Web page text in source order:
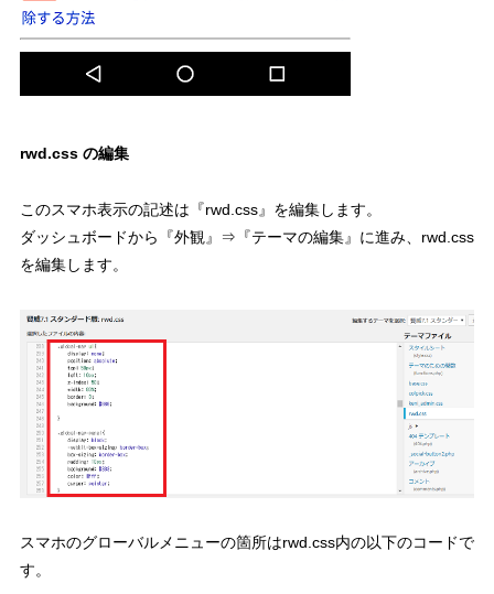
rwd.css の編集
このスマホ表示の記述は『rwd.css』を編集します。
ダッシュボードから『外観』⇒『テーマの編集』に進み、rwd.css
を編集します。
スマホのグローバルメニューの箇所はrwd.css内の以下のコードで
す。